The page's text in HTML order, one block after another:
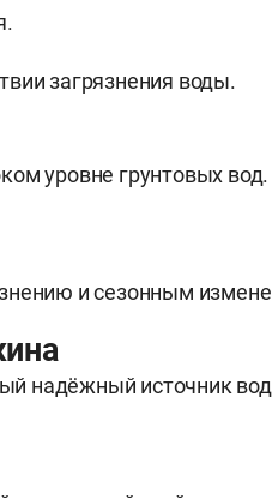
загрязнения воды.
уровне грунтовых вод.
и сезонным
надёжный источник